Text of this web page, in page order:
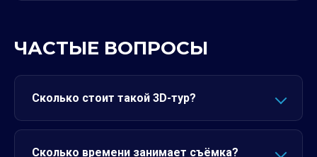
ЧАСТЫЕ ВОПРОСЫ
Сколько стоит такой 3D-тур?
Сколько времени занимает съёмка?